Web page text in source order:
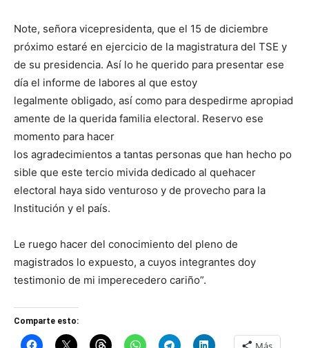
Note, señora vicepresidenta, que el 15 de diciembre
próximo estaré en ejercicio de la magistratura del TSE y
de su presidencia. Así lo he querido para presentar ese
día el informe de labores al que estoy
legalmente obligado, así como para despedirme apropiad
amente de la querida familia electoral. Reservo ese
momento para hacer
los agradecimientos a tantas personas que han hecho po
sible que este tercio mivida dedicado al quehacer
electoral haya sido venturoso y de provecho para la
Institución y el país.
Le ruego hacer del conocimiento del pleno de
magistrados lo expuesto, a cuyos integrantes doy
testimonio de mi imperecedero cariño”.
Comparte esto: